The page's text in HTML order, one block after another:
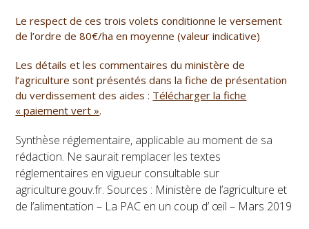
Le respect de ces trois volets conditionne le versement
de l’ordre de 80€/ha en moyenne (valeur indicative)
Les détails et les commentaires du ministère de
l’agriculture sont présentés dans la fiche de présentation
du verdissement des aides : Télécharger la fiche
« paiement vert ».
Synthèse réglementaire, applicable au moment de sa
rédaction. Ne saurait remplacer les textes
réglementaires en vigueur consultable sur
agriculture.gouv.fr. Sources : Ministère de l’agriculture et
de l’alimentation – La PAC en un coup d’ œil – Mars 2019